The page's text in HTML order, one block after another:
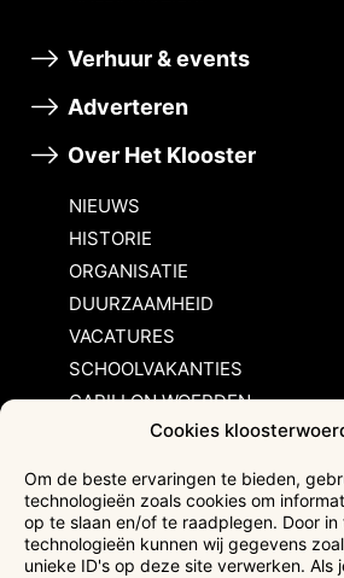
Cookies
Om de beste ervaringen te bieden,
technologieën zoals cookies om
op te slaan en/of te raadplegen. Door
technologieën kunnen wij gegevens
unieke ID's op deze site verwerken. Als
Verhuur & events
Adverteren
Over Het Klooster
NIEUWS
HISTORIE
ORGANISATIE
DUURZAAMHEID
VACATURES
SCHOOLVAKANTIES
CARILLON WOERDEN
Inschrijvingsvoorwaarden
Bezoekersvoorwaarden
Huurvoorwaarden
Privacyverklaring